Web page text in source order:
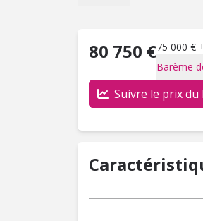
80 750 €75 000 €
Barème
Suivre le prix du